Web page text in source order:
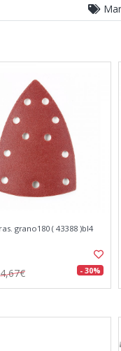
grano180 ( 43388 )bl4
4,67€ - 30%